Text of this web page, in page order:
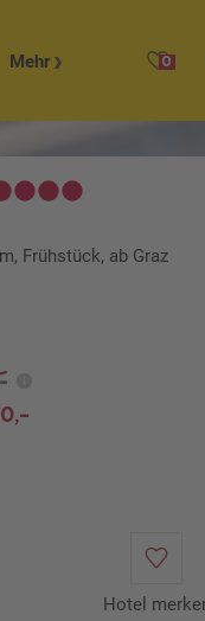
0
Mehr
Frühstück, ab Graz
Hotel